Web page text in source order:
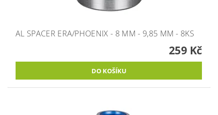
AL SPACER ERA/PHOENIX - 8 MM - 9,85 MM - 8KS
259 Kč